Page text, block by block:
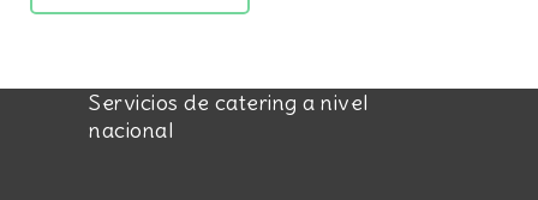
Servicios de catering a nivel
nacional